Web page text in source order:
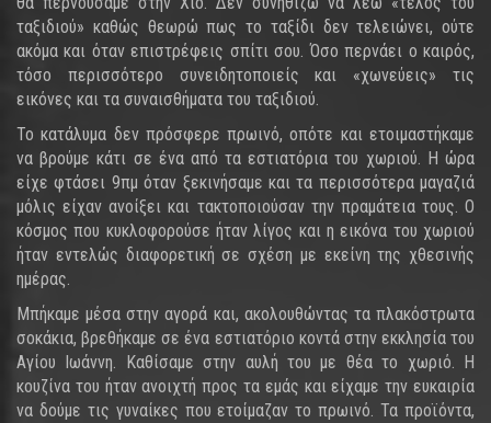
ταξιδιού» καθώς θεωρώ πως το ταξίδι δεν τελειώνει, ούτε
ακόμα και όταν επιστρέφεις σπίτι σου. Όσο περνάει ο καιρός,
τόσο περισσότερο συνειδητοποιείς και «χωνεύεις» τις
εικόνες και τα συναισθήματα του ταξιδιού.
Το κατάλυμα δεν πρόσφερε πρωινό, οπότε και ετοιμαστήκαμε
να βρούμε κάτι σε ένα από τα εστιατόρια του χωριού. Η ώρα
είχε φτάσει 9πμ όταν ξεκινήσαμε και τα περισσότερα μαγαζιά
μόλις είχαν ανοίξει και τακτοποιούσαν την πραμάτεια τους. Ο
κόσμος που κυκλοφορούσε ήταν λίγος και η εικόνα του χωριού
ήταν εντελώς διαφορετική σε σχέση με εκείνη της χθεσινής
ημέρας.
Μπήκαμε μέσα στην αγορά και, ακολουθώντας τα πλακόστρωτα
σοκάκια, βρεθήκαμε σε ένα εστιατόριο κοντά στην εκκλησία του
Αγίου Ιωάννη. Καθίσαμε στην αυλή του με θέα το χωριό. Η
κουζίνα του ήταν ανοιχτή προς τα εμάς και είχαμε την ευκαιρία
να δούμε τις γυναίκες που ετοίμαζαν το πρωινό. Τα προϊόντα,